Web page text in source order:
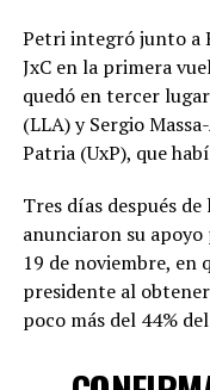
Petri integró junto a
JxC en la primera
quedó en tercer
(LLA) y Sergio
Patria (UxP), que
Tres días después
anunciaron su
19 de noviembre, en
presidente al
poco más del 44%